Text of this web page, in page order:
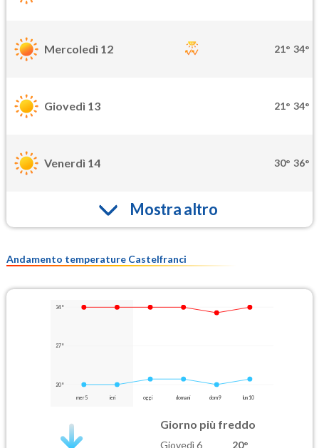
Mercoledì 12 21° 34°
Giovedì 13 21° 34°
Venerdì 14 30° 36°
Mostra altro
Andamento temperature Castelfranci
34°
27°
20°
mer 5 ieri oggi domani dom 9 lun 10
Giorno più freddo
Giovedì 6 20°